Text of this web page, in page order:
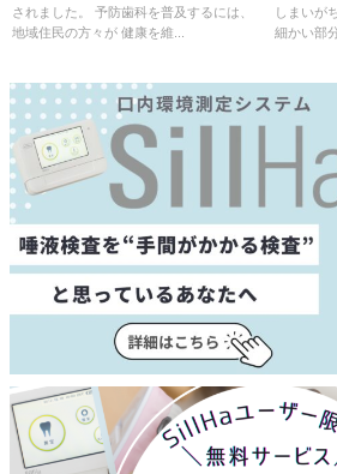
されました。 予防歯科を普及するには、
地域住民の方々が 健康を維...
しまいが
細かい部